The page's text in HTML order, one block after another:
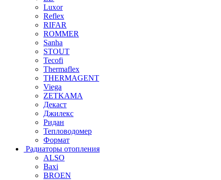
Luxor
Reflex
RIFAR
ROMMER
Sanha
STOUT
Tecofi
Thermaflex
THERMAGENT
Viega
ZETKAMA
Декаст
Джилекс
Ридан
Тепловодомер
Формат
Радиаторы отопления
ALSO
Baxi
BROEN